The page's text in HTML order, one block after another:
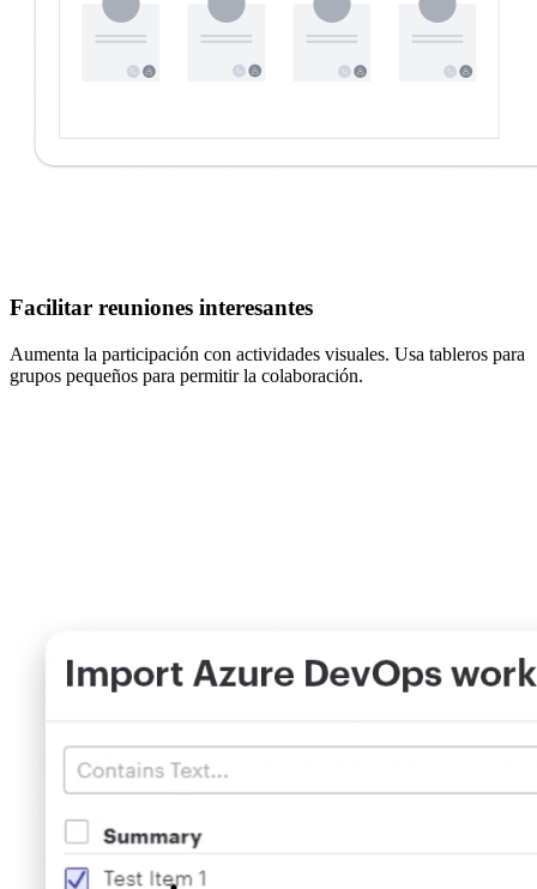
Facilitar reuniones interesantes
Aumenta la participación con actividades visuales. Usa tableros para
grupos pequeños para permitir la colaboración.